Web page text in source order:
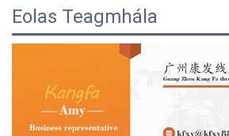
Eolas Teagmhála